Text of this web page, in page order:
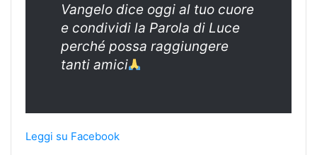
Vangelo dice oggi al tuo cuore
e condividi la Parola di Luce
perché possa raggiungere
tanti amici
Leggi su Facebook